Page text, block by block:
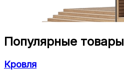
Популярные товары
Кровля